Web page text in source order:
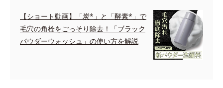
【ショート動画】「炭*」と「酵素*」で
毛穴の角栓をごっそり除去！「ブラック
パウダーウォッシュ」の使い方を解説